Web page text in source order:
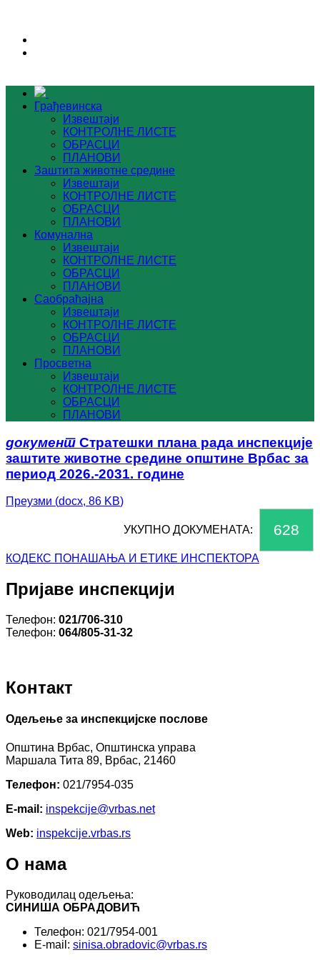
Грађевинска
Извештаји
КОНТРОЛНЕ ЛИСТЕ
ОБРАСЦИ
ПЛАНОВИ
Заштита животне средине
Извештаји
КОНТРОЛНЕ ЛИСТЕ
ОБРАСЦИ
ПЛАНОВИ
Комунална
Извештаји
КОНТРОЛНЕ ЛИСТЕ
ОБРАСЦИ
ПЛАНОВИ
Саобраћајна
Извештаји
КОНТРОЛНЕ ЛИСТЕ
ОБРАСЦИ
ПЛАНОВИ
Просветна
Извештаји
КОНТРОЛНЕ ЛИСТЕ
ОБРАСЦИ
ПЛАНОВИ
документ Стратешки плана рада инспекције
заштите животне средине општине Врбас за
период 2026.-2031. године
Преузми (docx, 86 KB)
УКУПНО ДОКУМЕНАТА: 628
КОДЕКС ПОНАШАЊА И ЕТИКЕ ИНСПЕКТОРА
Пријаве инспекцији
Телефон: 021/706-310
Телефон: 064/805-31-32
Контакт
Одељење за инспекцијске послове
Општина Врбас, Општинска управа
Маршала Тита 89, Врбас, 21460
Телефон: 021/7954-035
E-mail: inspekcijе@vrbas.net
Web: inspekcije.vrbas.rs
О нама
Руководилац одељења:
СИНИША ОБРАДОВИЋ
Телефон: 021/7954-001
E-mail: sinisa.obradovic@vrbas.rs